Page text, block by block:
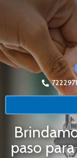
paso